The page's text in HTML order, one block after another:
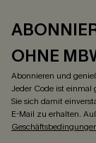
OHNE
Abonnieren und
Jeder Code ist einmal
Sie sich damit
E-Mail zu erhalten.